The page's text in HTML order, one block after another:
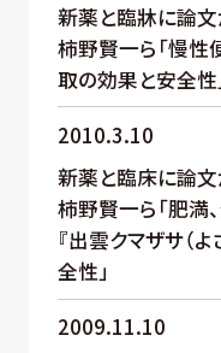
新薬と臨牀に論文
柿野賢一ら「慢性
取の効果と安全性
2010.3.10
新薬と臨床に論文
柿野賢一ら「肥満
『出雲クマザサ（
全性」
2009.11.10